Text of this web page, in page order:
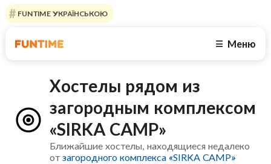
FUNTIME УКРАЇНСЬКОЮ
☰ Меню
Хостелы рядом из
загородным комплексом
«SIRKA CAMP»
Ближайшие хостелы, находящиеся недалеко
отзагородного комплекса «SIRKA CAMP»